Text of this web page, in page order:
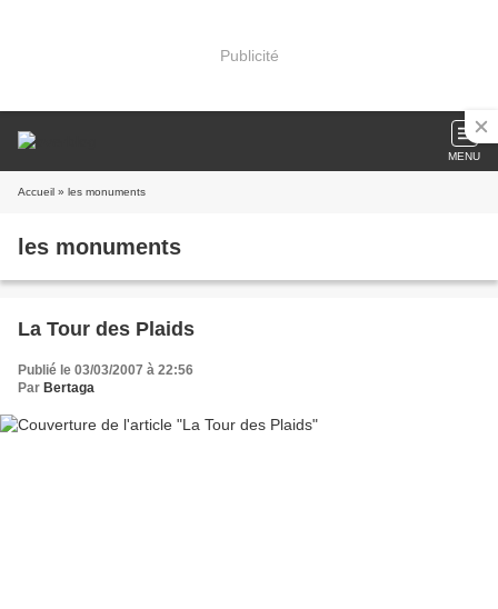
Publicité
MENU
Accueil » les monuments
les monuments
La Tour des Plaids
Publié le 03/03/2007 à 22:56
Par Bertaga